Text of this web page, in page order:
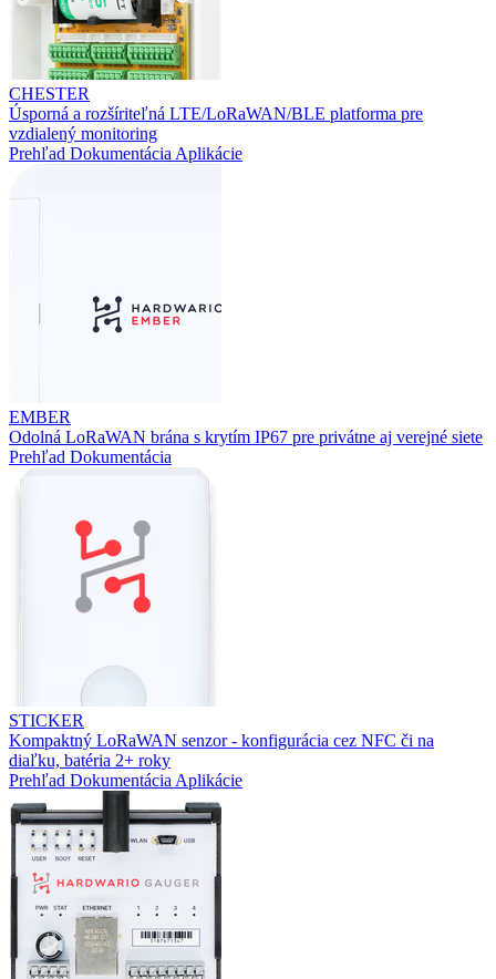
CHESTER
Úsporná a rozšíriteľná LTE/LoRaWAN/BLE platforma pre
vzdialený monitoring
Prehľad Dokumentácia Aplikácie
EMBER
Odolná LoRaWAN brána s krytím IP67 pre privátne aj verejné siete
Prehľad Dokumentácia
STICKER
Kompaktný LoRaWAN senzor - konfigurácia cez NFC či na
diaľku, batéria 2+ roky
Prehľad Dokumentácia Aplikácie